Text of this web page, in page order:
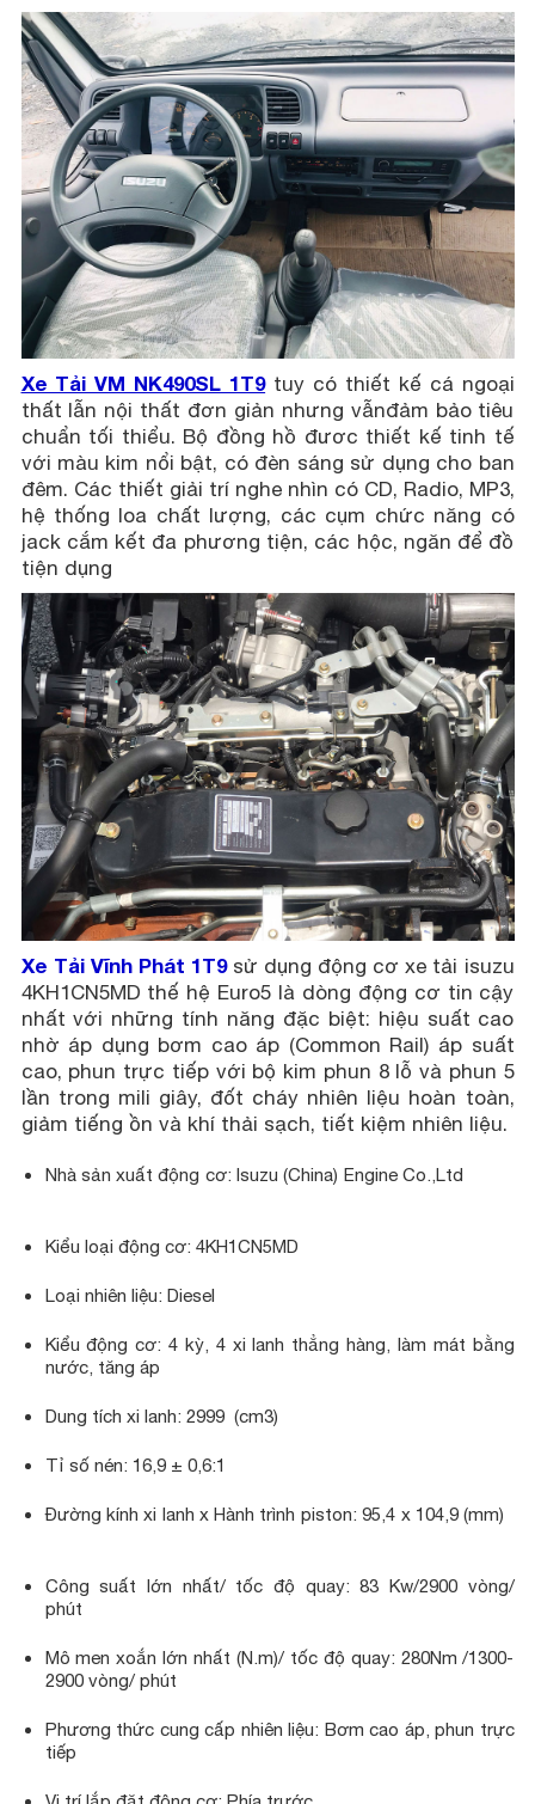
Xe Tải VM NK490SL 1T9tuy có thiết kế cá ngoại
thất lẫn nội thất đơn giản nhưng vẫnđảm bảo tiêu
chuẩn tối thiểu. Bộ đồng hồ đươc thiết kế tinh tế
với màu kim nổi bật, có đèn sáng sử dụng cho ban
đêm. Các thiết giải trí nghe nhìn có CD, Radio, MP3,
hệ thống loa chất lượng, các cụm chức năng có
jack cắm kết đa phương tiện, các hộc, ngăn để đồ
tiện dụng
Xe Tải Vĩnh Phát 1T9 sử dụng động cơ xe tải isuzu
4KH1CN5MD thế hệ Euro5 là dòng động cơ tin cậy
nhất với những tính năng đặc biệt: hiệu suất cao
nhờ áp dụng bơm cao áp (Common Rail) áp suất
cao, phun trực tiếp với bộ kim phun 8 lỗ và phun 5
lần trong mili giây, đốt cháy nhiên liệu hoàn toàn,
giảm tiếng ồn và khí thải sạch, tiết kiệm nhiên liệu.
Nhà sản xuất động cơ: Isuzu (China) Engine Co.,Ltd
Kiểu loại động cơ: 4KH1CN5MD
Loại nhiên liệu: Diesel
Kiểu động cơ: 4 kỳ, 4 xi lanh thẳng hàng, làm mát bằng
nước, tăng áp
Dung tích xi lanh: 2999 (cm3)
Tỉ số nén: 16,9 ± 0,6:1
Đường kính xi lanh x Hành trình piston: 95,4 x 104,9 (mm)
Công suất lớn nhất/ tốc độ quay: 83 Kw/2900 vòng/
phút
Mô men xoắn lớn nhất (N.m)/ tốc độ quay: 280Nm /1300-
2900 vòng/ phút
Phương thức cung cấp nhiên liệu: Bơm cao áp, phun trực
tiếp